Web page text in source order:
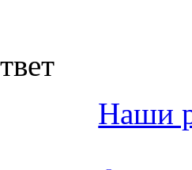
Наши